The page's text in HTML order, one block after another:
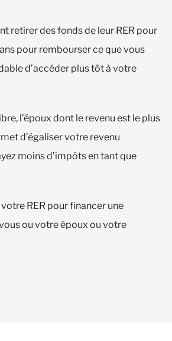
retirer des fonds de leur RER pour
pour rembourser ce que vous
d’accéder plus tôt à votre
l’époux dont le revenu est le plus
d’égaliser votre revenu
moins d’impôts en tant que
RER pour financer une
ou votre époux ou votre